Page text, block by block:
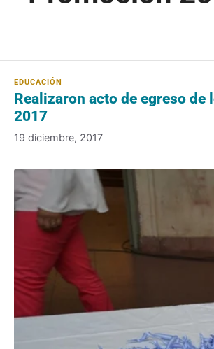
Realizaron acto de egreso
2017
19 diciembre, 2017